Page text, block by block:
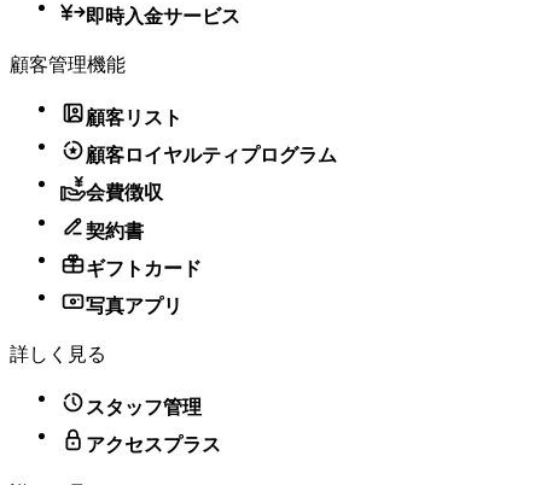
即時入金サービス
顧客管理機能
顧客リスト
顧客ロイヤルティプログラム
会費徴収
契約書
ギフトカード
写真アプリ
詳しく見る
スタッフ管理
アクセスプラス